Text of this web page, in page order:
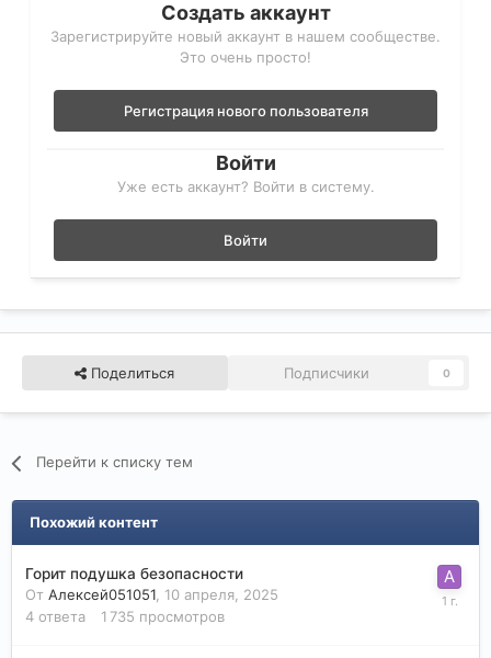
Создать аккаунт
Зарегистрируйте новый аккаунт в нашем сообществе.
Это очень просто!
Регистрация нового пользователя
Войти
Уже есть аккаунт? Войти в систему.
Войти
Поделиться Подписчики 0
Перейти к списку тем
Похожий контент
Горит подушка безопасности
От Алексей051051, 10 апреля, 2025
4 ответа 1 735 просмотров